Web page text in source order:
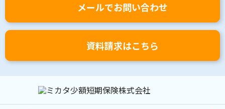
メールでお問い合わせ
資料請求はこちら